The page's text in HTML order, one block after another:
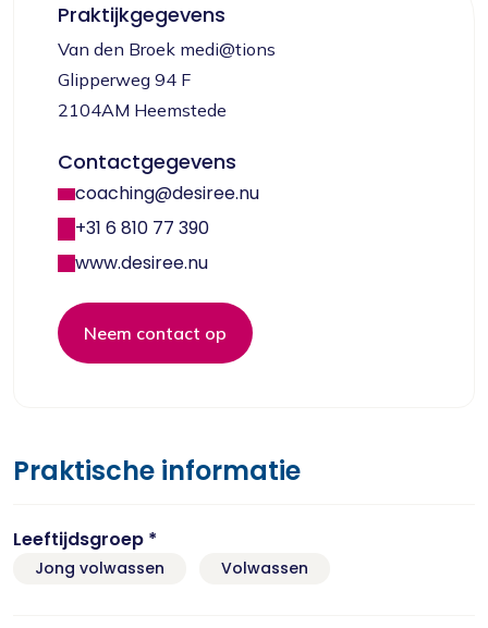
Praktische informatie
Leeftijdsgroep *
Jong volwassen Volwassen
Praktijkgegevens
Van den Broek medi@tions
Glipperweg 94 F
2104AM Heemstede
Contactgegevens
coaching@desiree.nu
+31 6 810 77 390
www.desiree.nu
Neem contact op